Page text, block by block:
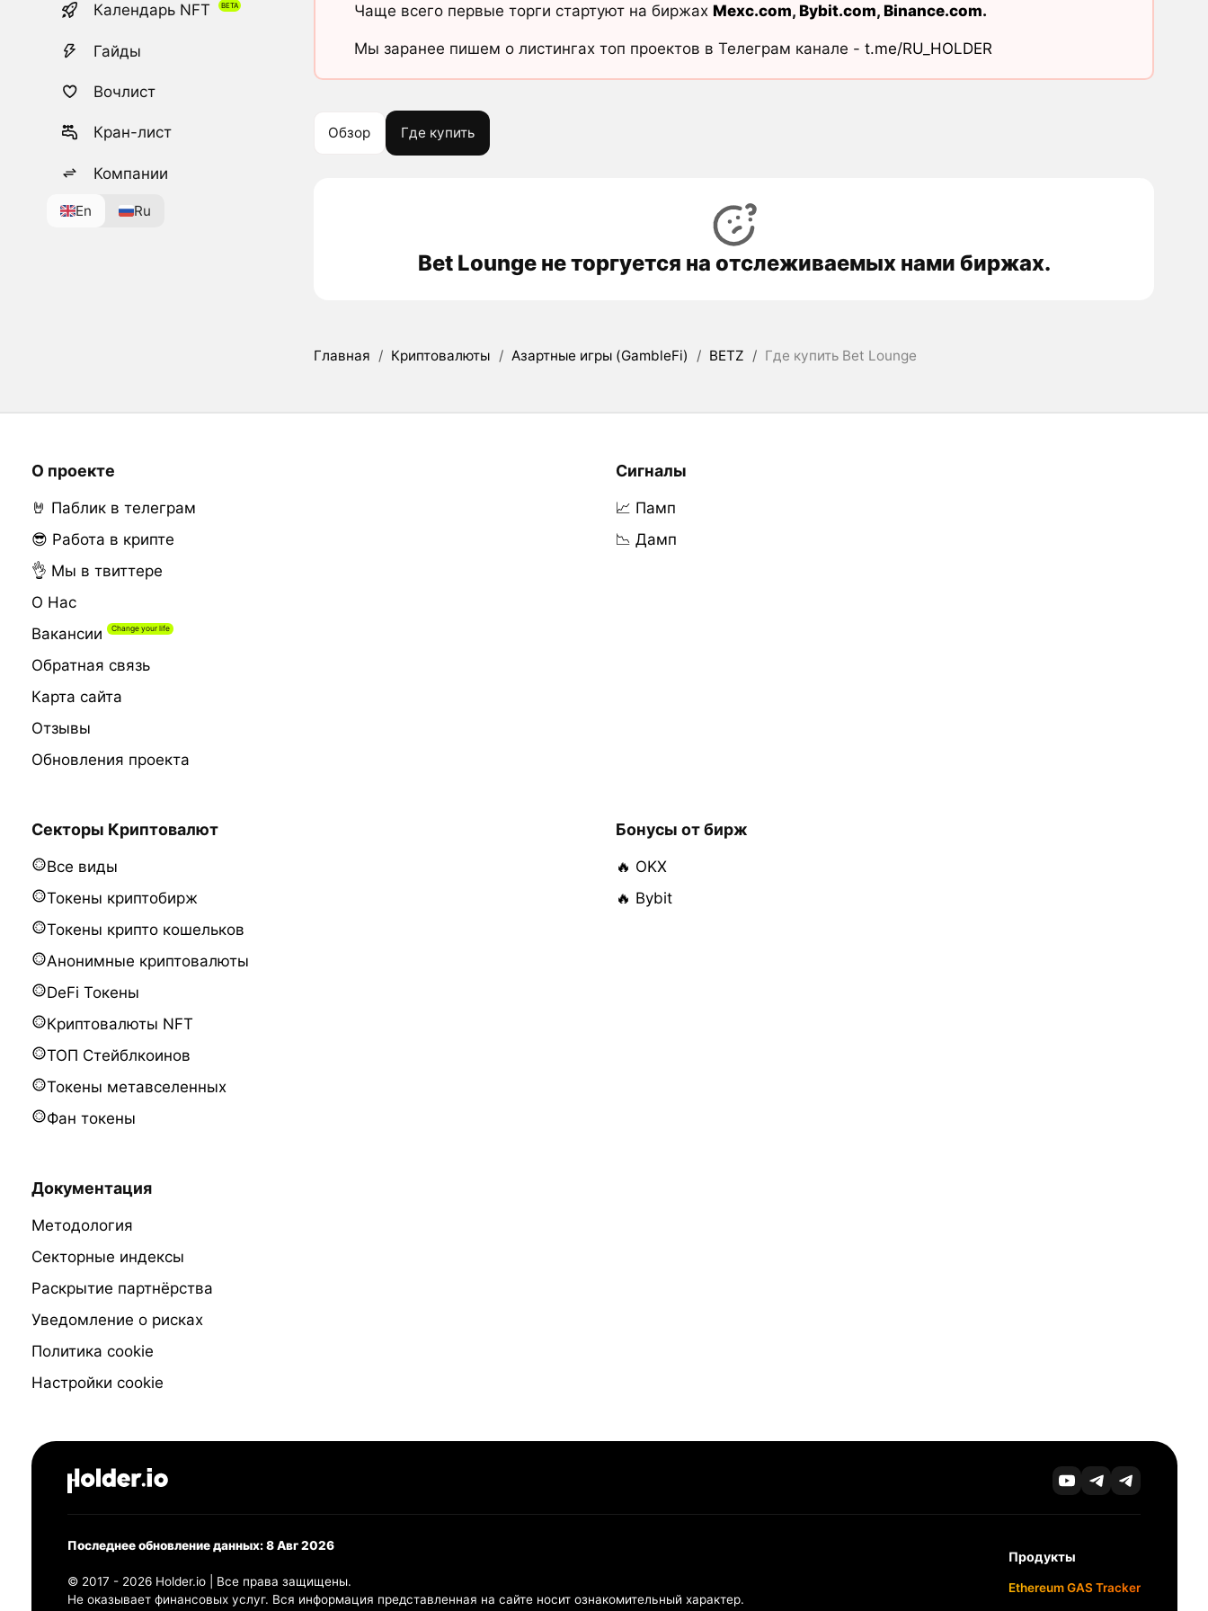
Календарь NFT
Гайды
Вочлист
Кран-лист
Компании
En Ru
Чаще всего первые торги стартуют на биржах Mexc.com, Bybit.com, Binance.com.
Мы заранее пишем о листингах топ проектов в Телеграм канале - t.me/RU_HOLDER
Обзор Где купить
Bet Lounge не торгуется на отслеживаемых нами биржах.
Главная / Криптовалюты / Азартные игры (GambleFi) / BETZ / Где купить Bet Lounge
О проекте
🤘 Паблик в телеграм
😎 Работа в крипте
👌 Мы в твиттере
О Нас
Вакансии
Обратная связь
Карта сайта
Отзывы
Обновления проекта
Сигналы
📈 Памп
📉 Дамп
Секторы Криптовалют
Все виды
Токены криптобирж
Токены крипто кошельков
Анонимные криптовалюты
DeFi Токены
Криптовалюты NFT
ТОП Стейблкоинов
Токены метавселенных
Фан токены
Бонусы от бирж
🔥 OKX
🔥 Bybit
Документация
Методология
Секторные индексы
Раскрытие партнёрства
Уведомление о рисках
Политика cookie
Настройки cookie
Последнее обновление данных: 8 Авг 2026
© 2017 - 2026 Holder.io | Все права защищены.
Не оказывает финансовых услуг. Вся информация представленная на сайте носит ознакомительный характер.
Продукты
Ethereum GAS Tracker